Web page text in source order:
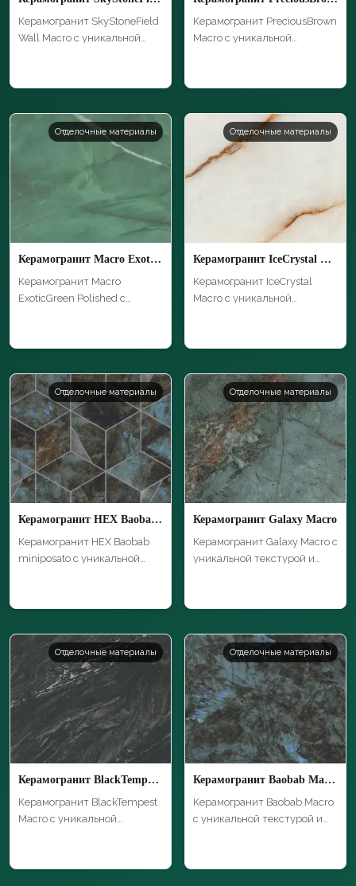
Керамогранит SkyStoneField
Wall Macro с уникальной
Керамогранит PreciousBrown
Macro с уникальной
Отделочные материалы
Керамогранит Macro ExoticGreen Polished
Керамогранит Macro
ExoticGreen Polished с
Отделочные материалы
Керамогранит IceCrystal Macro
Керамогранит IceCrystal
Macro с уникальной
Отделочные материалы
Керамогранит HEX Baobab miniposato
Керамогранит HEX Baobab
miniposato с уникальной
Отделочные материалы
Керамогранит Galaxy Macro
Керамогранит Galaxy Macro с
уникальной текстурой и
Отделочные материалы
Керамогранит BlackTempest Macro
Керамогранит BlackTempest
Macro с уникальной
Отделочные материалы
Керамогранит Baobab Macro
Керамогранит Baobab Macro
с уникальной текстурой и